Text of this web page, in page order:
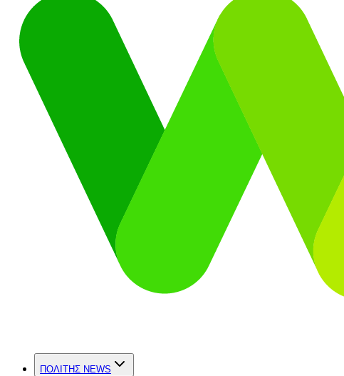
ΠΟΛΙΤΗΣ NEWS